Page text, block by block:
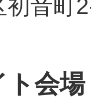
初音町
ト会